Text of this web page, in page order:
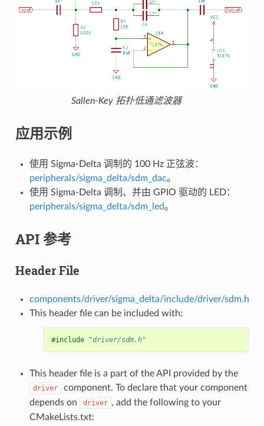
Sallen-Key 拓扑低通滤波器
应用示例
使用 Sigma-Delta 调制的 100 Hz 正弦波：
peripherals/sigma_delta/sdm_dac。
使用 Sigma-Delta 调制、并由 GPIO 驱动的 LED：
peripherals/sigma_delta/sdm_led。
API 参考
Header File
components/driver/sigma_delta/include/driver/sdm.h
This header file can be included with:
#include "driver/sdm.h"
This header file is a part of the API provided by the
driver
component. To declare that your component
depends on
driver , add the following to your
CMakeLists.txt: